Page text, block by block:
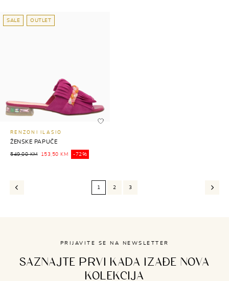
SALE OUTLET
RENZONI ILASIO
ŽENSKE PAPUČE
549,00 KM 153,50 KM -72%
1 2 3
PRIJAVITE SE NA NEWSLETTER
SAZNAJTE PRVI KADA IZAĐE NOVA
KOLEKCIJA